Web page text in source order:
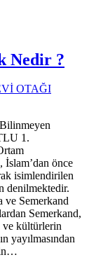
Nedir ?
OTAĞI
1.
önce
isimlendirilen
denilmektedir.
ve Semerkand
Semerkand,
ve kültürlerin
yayılmasından